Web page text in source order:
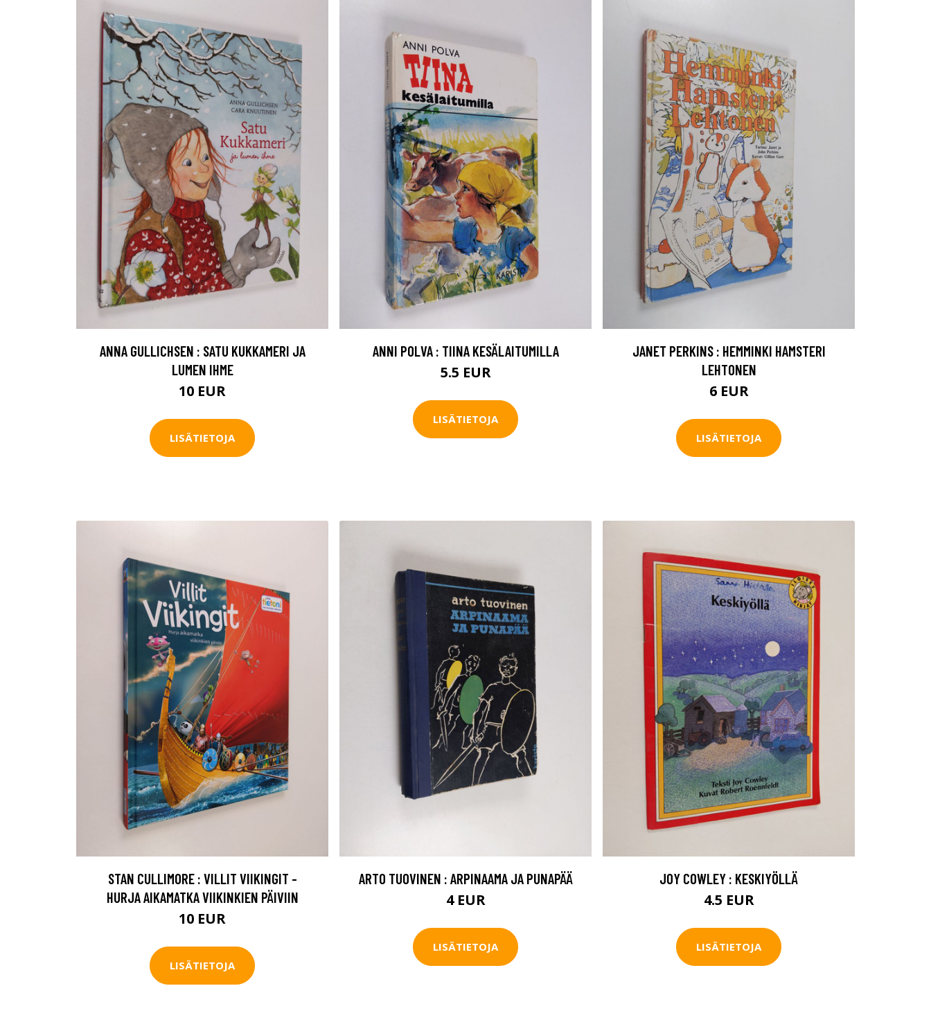
ANNA GULLICHSEN : SATU KUKKAMERI JA
LUMEN IHME
10 EUR
LISÄTIETOJA
ANNI POLVA : TIINA KESÄLAITUMILLA
5.5 EUR
LISÄTIETOJA
JANET PERKINS : HEMMINKI HAMSTERI
LEHTONEN
6 EUR
LISÄTIETOJA
STAN CULLIMORE : VILLIT VIIKINGIT -
HURJA AIKAMATKA VIIKINKIEN PÄIVIIN
10 EUR
LISÄTIETOJA
ARTO TUOVINEN : ARPINAAMA JA PUNAPÄÄ
4 EUR
LISÄTIETOJA
JOY COWLEY : KESKIYÖLLÄ
4.5 EUR
LISÄTIETOJA